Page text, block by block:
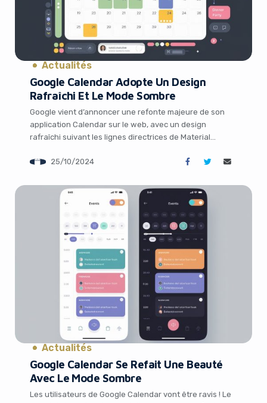
Actualités
Google Calendar Adopte Un Design
Rafraîchi Et Le Mode Sombre
Google vient d’annoncer une refonte majeure de son
application Calendar sur le web, avec un design
rafraîchi suivant les lignes directrices de Material
mise à jour promet une expérience utilisateur plus
Google Calendar. Un design repensé pour […]
25/10/2024
Actualités
Google Calendar Se Refait Une Beauté
Avec Le Mode Sombre
Les utilisateurs de Google Calendar vont être ravis ! Le
using an ad-blocker!
Yes, I will turn off Ad-Blocker
No Thanks